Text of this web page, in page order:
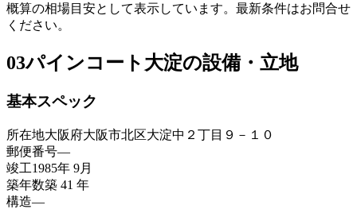
概算の相場目安として表示しています。最新条件はお問合せ
ください。
03パインコート大淀の設備・立地
基本スペック
所在地大阪府大阪市北区大淀中２丁目９－１０
郵便番号—
竣工1985年 9月
築年数築 41 年
構造—